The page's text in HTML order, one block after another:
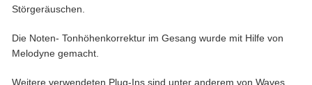
Störgeräuschen.
Die Noten- Tonhöhenkorrektur im Gesang wurde mit Hilfe von
Melodyne gemacht.
Weitere verwendeten Plug-Ins sind unter anderem von Waves